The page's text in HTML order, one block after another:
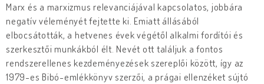
Marx és a marxizmus relevanciájával kapcsolatos, jobbára
negatív véleményét fejtette ki. Emiatt állásából
elbocsátották, a hetvenes évek végétől alkalmi fordítói és
szerkesztői munkákból élt. Nevét ott találjuk a fontos
rendszerellenes kezdeményezések szereplői között, így az
1979-es Bibó-emlékkönyv szerzői, a prágai ellenzéket sújtó